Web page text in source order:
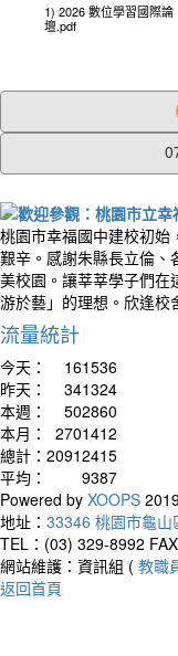
1) 2026 數位學習國際論
壇.pdf
桃園市幸福國中建校初始
艱辛。感謝朱縣長立倫、
美校園。讓莘莘學子們在
游於藝」的理想。欣逢校
流量統計
今天：
161536
昨天：
341324
本週：
502860
本月：
2701412
總計： 20912415
平均：
9387
Powered by XOOPS
地址： 33346 桃園市龜
TEL：(03) 329-8992
網站維護：資訊組 ( 教職
返回首頁